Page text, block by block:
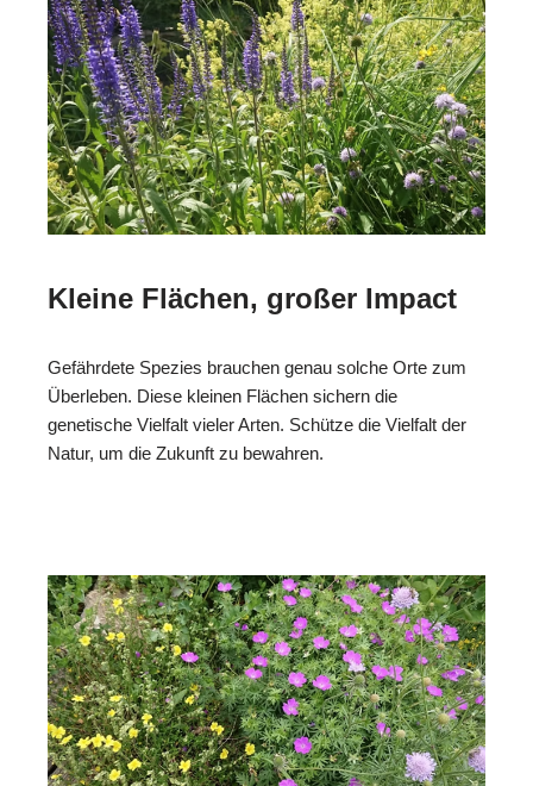
Kleine Flächen, großer Impact
Gefährdete Spezies brauchen genau solche Orte zum
Überleben. Diese kleinen Flächen sichern die
genetische Vielfalt vieler Arten. Schütze die Vielfalt der
Natur, um die Zukunft zu bewahren.